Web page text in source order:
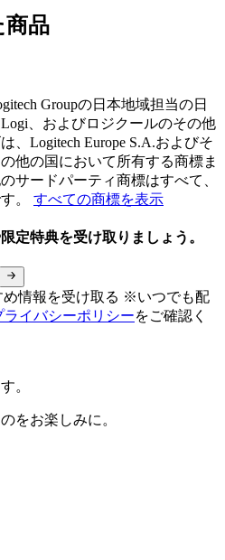
商品
Groupの日本地域担当の日
、およびロジクールのその他
、Logitech Europe S.A.およびそ
他の国において所有する商標ま
サードパーティ商標はすべて、
。 すべての商標を表示
定特典を受け取りましょう。
め情報を受け取る ※いつでも配
ライバシーポリシーをご確認く
。
をお楽しみに。